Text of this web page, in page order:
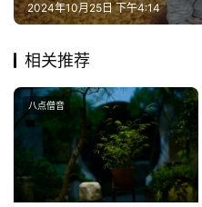
2024年10月25日 下午4:14
相关推荐
八点僧音